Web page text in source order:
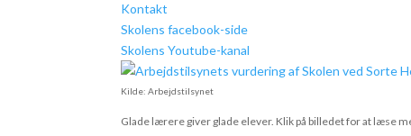
Kontakt
Skolens facebook-side
Skolens Youtube-kanal
Kilde: Arbejdstilsynet
Glade lærere giver glade elever. Klik på billedet for at læse